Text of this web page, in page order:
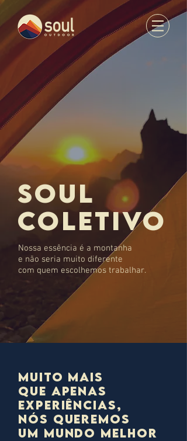
SOUL
COLETIVO
Nossa essência é a montanha
e não seria muito diferente
com quem escolhemos trabalhar.
muito mais
que apenas
experiências,
nós queremos
um mundo melhor